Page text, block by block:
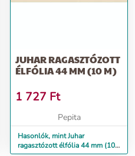
JUHAR RAGASZTÓZOTT
ÉLFÓLIA 44 MM (10 M)
1 727 Ft
Pepita
Hasonlók, mint Juhar
ragasztózott élfólia 44 mm (10